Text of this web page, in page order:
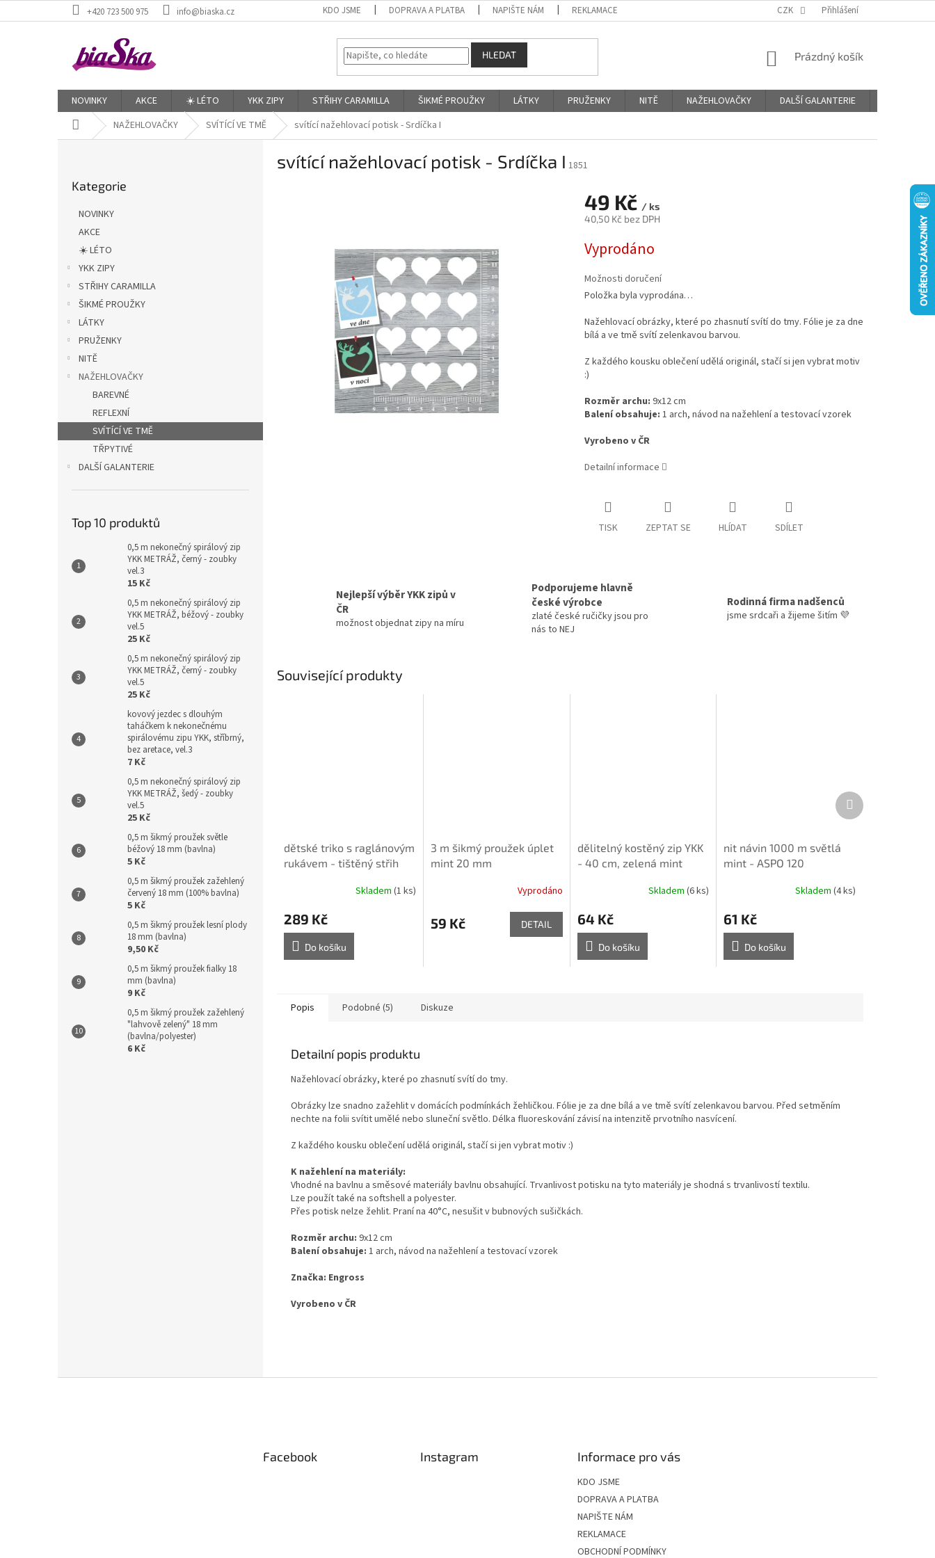
na
+420 723 500 975 info@biaska.cz KDO JSME DOPRAVA A PLATBA NAPIŠTE NÁM REKLAMACE PODMÍNKY OCHRANY OSOBNÍCH ÚDAJŮ
CZK Přihlášení
HLEDAT
NÁKUPNÍ
Prázdný košík
NOVINKY AKCE ☀️ LÉTO YKK ZIPY STŘIHY CARAMILLA ŠIKMÉ PROUŽKY LÁTKY PRUŽENKY NITĚ NAŽEHLOVAČKY DALŠÍ GALANTERIE
Domů NAŽEHLOVAČKY SVÍTÍCÍ VE TMĚ svítící nažehlovací potisk - Srdíčka I
kategorie
Kategorie
NOVINKY
AKCE
☀️ LÉTO
YKK ZIPY
STŘIHY CARAMILLA
ŠIKMÉ PROUŽKY
LÁTKY
PRUŽENKY
NITĚ
NAŽEHLOVAČKY
BAREVNÉ
REFLEXNÍ
SVÍTÍCÍ VE TMĚ
TŘPYTIVÉ
DALŠÍ GALANTERIE
Top 10 produktů
0,5 m nekonečný spirálový zip
YKK METRÁŽ, černý - zoubky
vel.3
15 Kč
0,5 m nekonečný spirálový zip
YKK METRÁŽ, béžový - zoubky
vel.5
25 Kč
0,5 m nekonečný spirálový zip
YKK METRÁŽ, černý - zoubky
vel.5
25 Kč
kovový jezdec s dlouhým
taháčkem k nekonečnému
spirálovému zipu YKK, stříbrný,
bez aretace, vel.3
7 Kč
0,5 m nekonečný spirálový zip
YKK METRÁŽ, šedý - zoubky
vel.5
25 Kč
0,5 m šikmý proužek světle
béžový 18 mm (bavlna)
5 Kč
0,5 m šikmý proužek zažehlený
červený 18 mm (100% bavlna)
5 Kč
0,5 m šikmý proužek lesní plody
18 mm (bavlna)
9,50 Kč
0,5 m šikmý proužek fialky 18
mm (bavlna)
9 Kč
0,5 m šikmý proužek zažehlený
"lahvově zelený" 18 mm
(bavlna/polyester)
6 Kč
svítící nažehlovací potisk - Srdíčka I 1851
49 Kč / ks
40,50 Kč bez DPH
cena:
Vyprodáno
Možnosti doručení
Položka byla vyprodána…
Nažehlovací obrázky, které po zhasnutí svítí do tmy. Fólie je za dne
bílá a ve tmě svítí zelenkavou barvou.
Z každého kousku oblečení udělá originál, stačí si jen vybrat motiv
:)
Rozměr archu: 9x12 cm
Balení obsahuje: 1 arch, návod na nažehlení a testovací vzorek
Vyrobeno v ČR
Detailní informace
TISK ZEPTAT SE HLÍDAT SDÍLET
Nejlepší výběr YKK zipů v
ČR
možnost objednat zipy na míru
Podporujeme hlavně
české výrobce
zlaté české ručičky jsou pro
nás to NEJ
Rodinná firma nadšenců
jsme srdcaři a žijeme šitím 💜
Související produkty
dětské triko s raglánovým
rukávem - tištěný střih
Skladem (1 ks)
289 Kč
Do košíku
3 m šikmý proužek úplet
mint 20 mm
Vyprodáno
59 Kč DETAIL
dělitelný kostěný zip YKK
- 40 cm, zelená mint
Skladem(6 ks)
64 Kč
Do košíku
nit návin 1000 m světlá
mint - ASPO 120
Skladem (4 ks)
61 Kč
Do košíku
Další
produkt
Popis Podobné (5) Diskuze
Detailní popis produktu
Nažehlovací obrázky, které po zhasnutí svítí do tmy.
Obrázky lze snadno zažehlit v domácích podmínkách žehličkou. Fólie je za dne bílá a ve tmě svítí zelenkavou barvou. Před setměním
nechte na folii svítit umělé nebo sluneční světlo. Délka fluoreskování závisí na intenzitě prvotního nasvícení.
Z každého kousku oblečení udělá originál, stačí si jen vybrat motiv :)
K nažehlení na materiály:
Vhodné na bavlnu a směsové materiály bavlnu obsahující. Trvanlivost potisku na tyto materiály je shodná s trvanlivostí textilu.
Lze použít také na softshell a polyester.
Přes potisk nelze žehlit. Praní na 40°C, nesušit v bubnových sušičkách.
Rozměr archu: 9x12 cm
Balení obsahuje: 1 arch, návod na nažehlení a testovací vzorek
Značka: Engross
Vyrobeno v ČR
Facebook Instagram Informace pro vás
KDO JSME
DOPRAVA A PLATBA
NAPIŠTE NÁM
REKLAMACE
OBCHODNÍ PODMÍNKY